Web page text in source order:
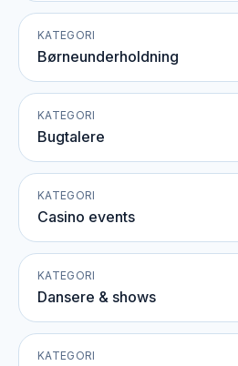
KATEGORI
Børneunderholdning
KATEGORI
Bugtalere
KATEGORI
Casino events
KATEGORI
Dansere & shows
KATEGORI